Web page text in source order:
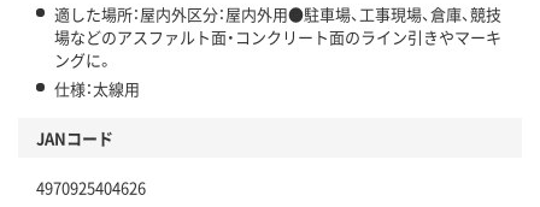
適した場所：屋内外区分：屋内外用●駐車場、工事現場、倉庫、競技
場などのアスファルト面・コンクリート面のライン引きやマーキ
ングに。
仕様：太線用
JANコード
4970925404626